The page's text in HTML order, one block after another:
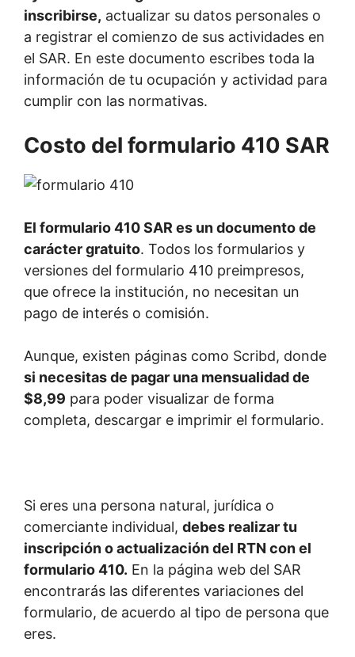
inscribirse, actualizar su datos personales o
a registrar el comienzo de sus actividades en
el SAR. En este documento escribes toda la
información de tu ocupación y actividad para
cumplir con las normativas.
Costo del formulario 410 SAR
El formulario 410 SAR es un documento de
carácter gratuito. Todos los formularios y
versiones del formulario 410 preimpresos,
que ofrece la institución, no necesitan un
pago de interés o comisión.
Aunque, existen páginas como Scribd, donde
si necesitas de pagar una mensualidad de
$8,99 para poder visualizar de forma
completa, descargar e imprimir el formulario.
Si eres una persona natural, jurídica o
comerciante individual, debes realizar tu
inscripción o actualización del RTN con el
formulario 410. En la página web del SAR
encontrarás las diferentes variaciones del
formulario, de acuerdo al tipo de persona que
eres.